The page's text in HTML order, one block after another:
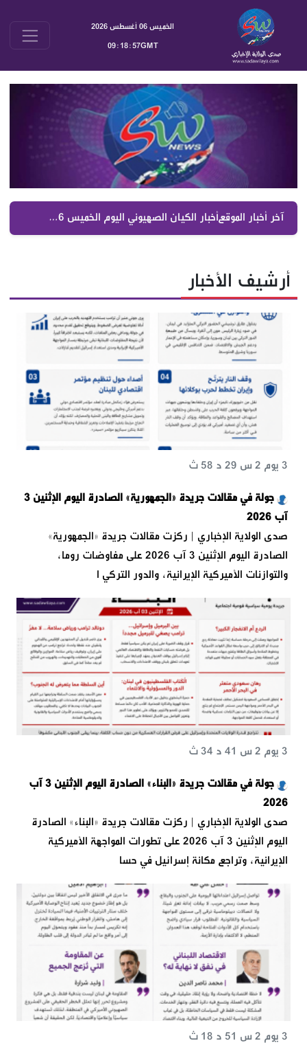
الخميس 06 أغسطس 2026
09:18:58GMT
آخر أخبار الموقع : أخبار الكيان الصهيوني اليوم الخميس 6 آب 2026 | جولة موسعة على الصحف العبرية والتطورات السياسية والعسكرية
أرشيف الأخبار
جولة في مقالات جريدة «الجمهورية» الصادرة اليوم الإثنين 3
آب 2026
3 يوم 2 س 29 د 58 ث
صدى الولاية الإخباري | ركزت مقالات جريدة «الجمهورية»
الصادرة اليوم الإثنين 3 آب 2026 على مفاوضات روما،
والتوازنات الأميركية الإيرانية، والدور التركي ا
جولة في مقالات جريدة «البناء» الصادرة اليوم الإثنين 3 آب
2026
3 يوم 2 س 41 د 34 ث
صدى الولاية الإخباري | ركزت مقالات جريدة «البناء» الصادرة
اليوم الإثنين 3 آب 2026 على تطورات المواجهة الأميركية
الإيرانية، وتراجع مكانة إسرائيل في حسا
3 يوم 2 س 51 د 18 ث